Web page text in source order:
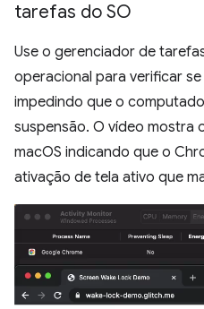
tarefas do SO
Use o gerenciador de
operacional para verificar
impedindo que o
suspensão. O vídeo mostra
macOS indicando que o
ativação de tela ativo que